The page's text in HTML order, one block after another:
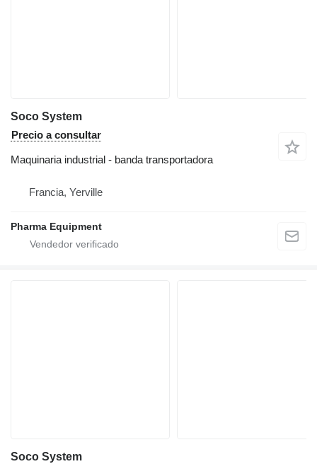
Soco System
Precio a consultar
Maquinaria industrial - banda transportadora
Francia, Yerville
Pharma Equipment
Soco System